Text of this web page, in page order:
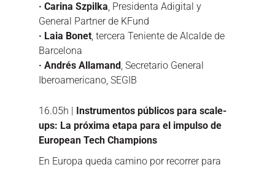
· Carina Szpilka, Presidenta Adigital y
General Partner de KFund
· Laia Bonet, tercera Teniente de Alcalde de
Barcelona
· Andrés Allamand, Secretario General
Iberoamericano, SEGIB
16.05h | Instrumentos públicos para scale-
ups: La próxima etapa para el impulso de
European Tech Champions
En Europa queda camino por recorrer para